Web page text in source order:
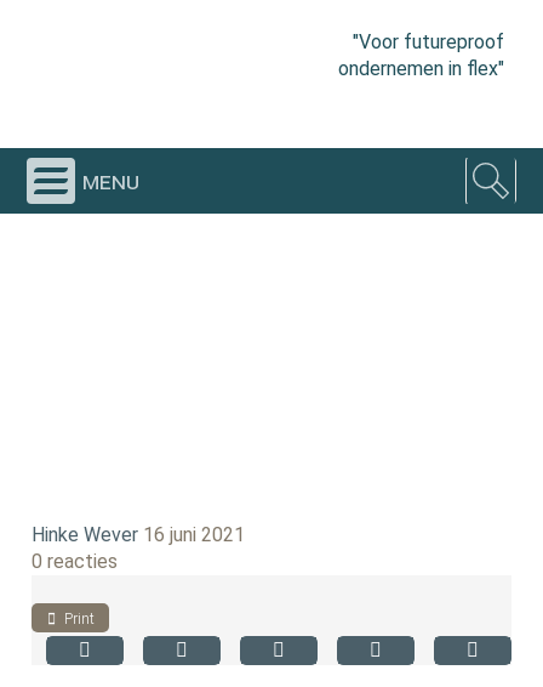
"Voor futureproof
ondernemen in flex"
menu
Hinke Wever 16 juni 2021
0 reacties
Print